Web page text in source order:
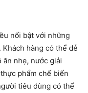
nổi bật với những
hàng có thể dễ
ăn nhẹ, nước giải
phẩm chế biến
tiêu dùng có thể